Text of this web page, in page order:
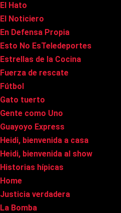
El Hato
El Noticiero
En Defensa Propia
Esto No EsTeledeportes
Estrellas de la Cocina
Fuerza de rescate
Fútbol
Gato tuerto
Gente como Uno
Guayoyo Express
Heidi, bienvenida a casa
Heidi, bienvenida al show
Historias hípicas
Home
Justicia verdadera
La Bomba